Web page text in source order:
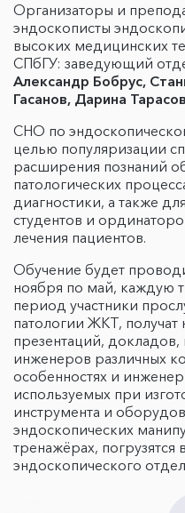
Организаторы и
эндоскописты
высоких медицинских
СПбГУ: заведующий
Александр Бобрус,
Гасанов, Дарина
СНО по
целью популяризации
расширения познаний
патологических
диагностики, а также
студентов и
лечения пациентов.
Обучение будет
ноября по май, каждую
период участники
патологии ЖКТ, получат
презентаций, докладов,
инженеров различных
особенностях и
используемых при
инструмента и
эндоскопических
тренажёрах, погрузятся
эндоскопического